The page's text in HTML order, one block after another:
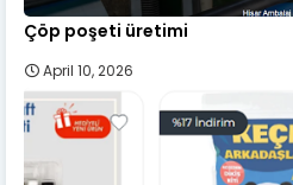
Çöp poşeti üretimi
April 10, 2026